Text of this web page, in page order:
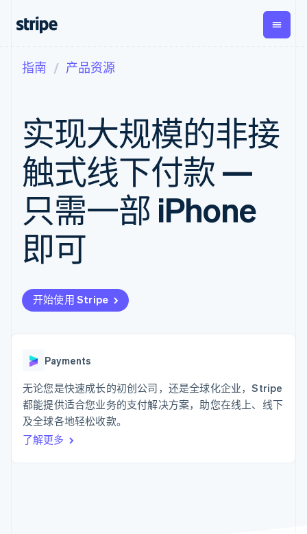
支付
在线支付
Payment links
无代码支付
Checkout
预构建支付界
面
Elements
灵活的 UI 组件
支付方式
Access to
125+
支付成功率优
化
加速结账
经常性收入
Metronome
按用量计费
Subscriptions
Invoicing
一次性或定期
账单
会计自动化
Stripe Sigma
Data Pipeline
Global
Payouts
方打款
更多
Product roadmap
欺诈防范
按企业阶段
按应用场景
智能体商务
加密货币
电子商务
资金管理
平台
AI 企业
创作者经济
游戏
媒体与娱乐
文档
库与 SDK
Stripe Apps
指南
接受线上付款
使用代理预配和管理服务
代码示例
开发者博客
API 状态
学习
指南
支持
获取支持
管理支持方案
公司
产品路线图
联系
指南 产品资源
实现大规模的非接
触式线下付款 —
只需一部 iPhone
即可
开始使用 Stripe
Payments
无论您是快速成长的初创公司，还是全球化企业，Stripe
都能提供适合您业务的支付解决方案，助您在线上、线下
及全球各地轻松收款。
了解更多